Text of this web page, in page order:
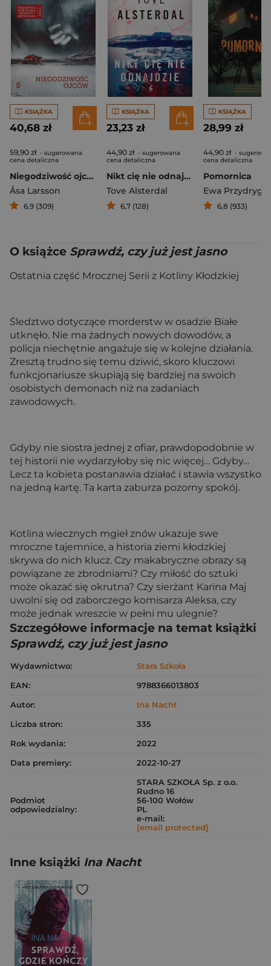
KSIĄŻKA
40,68 zł
59,90 zł - sugerowana
cena detaliczna
Niegodziwość ojców
Åsa Larsson
6,9 (309)
KSIĄŻKA
23,23 zł
44,90 zł - sugerowana
cena detaliczna
Nikt cię nie odnajdzie
Tove Alsterdal
6,7 (128)
KSIĄŻKA
28,99 zł
44,90 zł -
cena detaliczna
Pomornica
Ewa Przydryga
6,8 (933)
O książce Sprawdź, czy już jest jasno
Ostatnia część Mrocznej Serii z Kotliny Kłodzkiej
Śledztwo dotyczące morderstw w osadzie Białe
utknęło. Nie ma żadnych nowych dowodów, a
policja niechętnie angażuje się w kolejne działania.
Zresztą trudno się temu dziwić, skoro kluczowi
funkcjonariusze skupiają się bardziej na swoich
osobistych demonach niż na zadaniach
zawodowych.
Gdyby nie siostra jednej z ofiar, prawdopodobnie w
tej historii nie wydarzyłoby się nic więcej… Gdyby…
Lecz ta kobieta postanawia działać i stawia wszystko
na jedną kartę. Ta karta zaburza pozorny spokój.
Kotlina wiecznych mgieł znów ukazuje swe
mroczne tajemnice, a historia ziemi kłodzkiej
skrywa do nich klucz. Czy makabryczne obrazy są
powiązane ze zbrodniami? Czy miłość do sztuki
może okazać się okrutna? Czy sierżant Karina Maj
uwolni się od zaborczego komisarza Aleksa, czy
może jednak wreszcie w pełni mu ulegnie?
Szczegółowe informacje na temat książki
Sprawdź, czy już jest jasno
Wydawnictwo:
Stara Szkoła
EAN:
9788366013803
Autor:
Ina Nacht
Liczba stron:
335
Rok wydania:
2022
Data premiery:
2022-10-27
Podmiot
odpowiedzialny:
STARA SZKOŁA Sp. z o.o.
Rudno 16
56-100 Wołów
PL
e-mail:
[email protected]
Inne książki Ina Nacht